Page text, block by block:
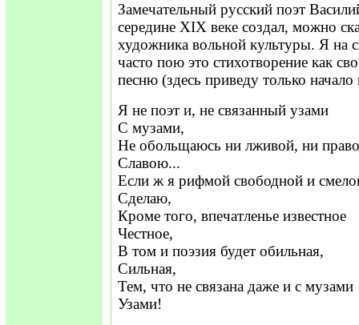
Замечательный русский поэт
середине XIX веке создал, можно
художника вольной культуры. Я на
часто пою это стихотворение как
песню (здесь приведу только начало
Я не поэт и, не связанный узами
С музами,
Не обольщаюсь ни лживой, ни
Славою...
Если ж я рифмой свободной и
Сделаю,
Кроме того, впечатленье известное
Честное,
В том и поэзия будет обильная,
Сильная,
Тем, что не связана даже и с музами
Узами!